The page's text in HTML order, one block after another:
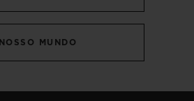
NOSSO MUNDO